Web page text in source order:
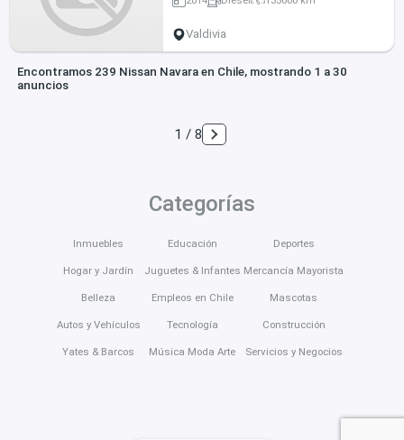
Valdivia
Encontramos 239 Nissan Navara en Chile, mostrando 1 a 30
anuncios
1 / 8
Categorías
Inmuebles
Hogar y Jardín
Belleza
Autos y Vehículos
Yates & Barcos
Educación
Juguetes & Infantes
Empleos en Chile
Tecnología
Música Moda Arte
Deportes
Mercancía Mayorista
Mascotas
Construcción
Servicios y Negocios